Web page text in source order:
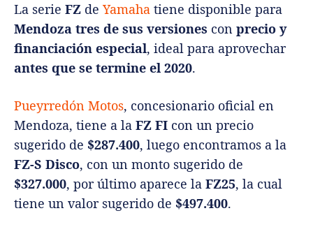
La serie FZ de Yamaha tiene disponible para
Mendoza tres de sus versiones con precio y
financiación especial, ideal para aprovechar
antes que se termine el 2020.
Pueyrredón Motos, concesionario oficial en
Mendoza, tiene a la FZ FI con un precio
sugerido de $287.400, luego encontramos a la
FZ-S Disco, con un monto sugerido de
$327.000, por último aparece la FZ25, la cual
tiene un valor sugerido de $497.400.